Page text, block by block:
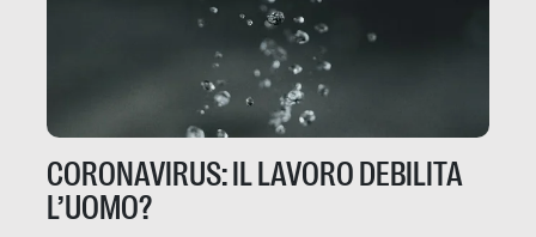
CORONAVIRUS: IL LAVORO DEBILITA
L’UOMO?